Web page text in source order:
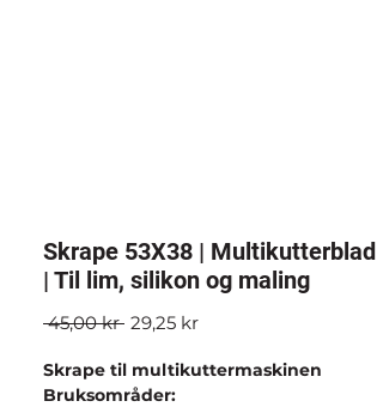
Skrape 53X38 | Multikutterblad
| Til lim, silikon og maling
45,00 kr Vanlig
29,25 krSalgspris
Skrape til multikuttermaskinen
Bruksområder: